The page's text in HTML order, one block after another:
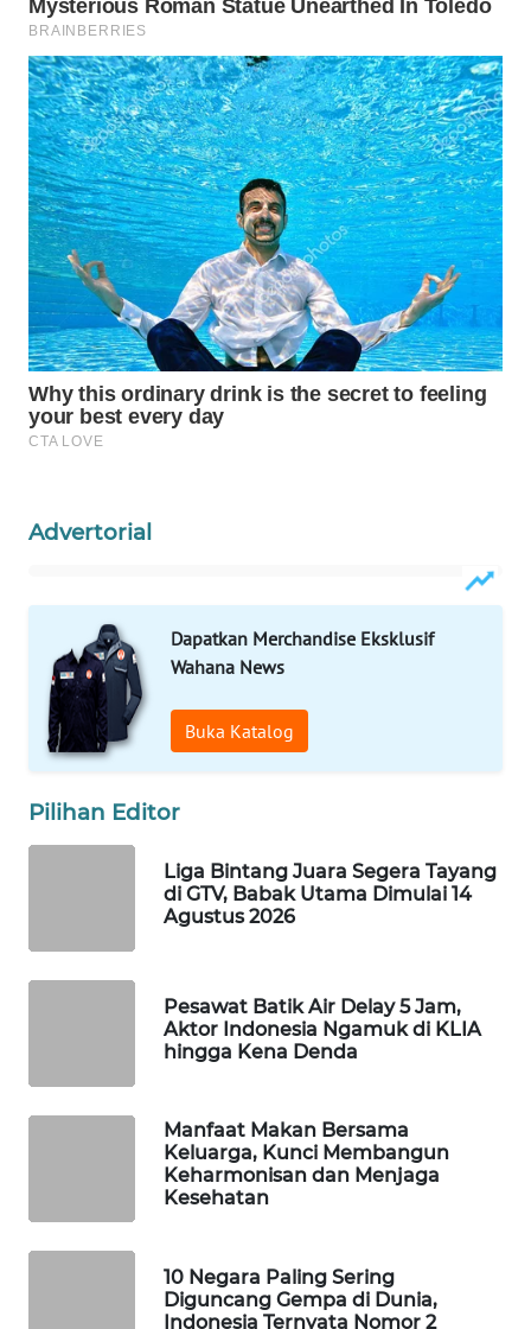
Advertorial
Dapatkan Merchandise Eksklusif
Wahana News
Buka Katalog
Pilihan Editor
Liga Bintang Juara Segera Tayang
di GTV, Babak Utama Dimulai 14
Agustus 2026
Pesawat Batik Air Delay 5 Jam,
Aktor Indonesia Ngamuk di KLIA
hingga Kena Denda
Manfaat Makan Bersama
Keluarga, Kunci Membangun
Keharmonisan dan Menjaga
Kesehatan
10 Negara Paling Sering
Diguncang Gempa di Dunia,
Indonesia Ternyata Nomor 2
WAHANA
ADVOKAT
WAHANA
INFRASTRUKTUR
WAHANA
KONSUMEN
WAHANA
LISTRIK
WAHANA
TRAVEL
WAHANANEWS
CO ID
WAHANANEWS
NET
WAHANA
SPORT
WAHANA
PERSONA